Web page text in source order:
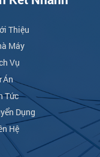
Thiệu
Máy
Vụ
Án
Tức
Dụng
Hệ